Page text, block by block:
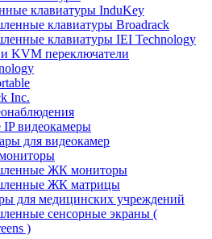
клавиатуры InduKey
клавиатуры Broadrack
клавиатуры IEI Technology
KVM переключатели
Inc.
IP видеокамеры
для видеокамер
ЖК мониторы
ЖК матрицы
для медицинских учреждений
сенсорные экраны (
)